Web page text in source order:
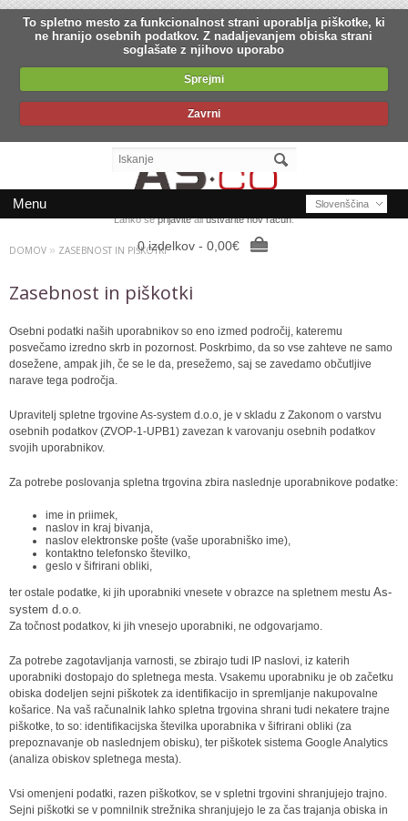
To spletno mesto za funkcionalnost strani uporablja piškotke, ki
ne hranijo osebnih podatkov. Z nadaljevanjem obiska strani
soglašate z njihovo uporabo
Sprejmi
Zavrni
Lahko seprijavitealiustvarite nov račun.
0 izdelkov - 0,00€
Slovenščina
Menu
DOMOV » ZASEBNOST IN PIŠKOTKI
Zasebnost in piškotki
Osebni podatki naših uporabnikov so eno izmed področij, kateremu
posvečamo izredno skrb in pozornost. Poskrbimo, da so vse zahteve ne samo
dosežene, ampak jih, če se le da, presežemo, saj se zavedamo občutljive
narave tega področja.
Upravitelj spletne trgovine As-system d.o.o, je v skladu z Zakonom o varstvu
osebnih podatkov (ZVOP-1-UPB1) zavezan k varovanju osebnih podatkov
svojih uporabnikov.
Za potrebe poslovanja spletna trgovina zbira naslednje uporabnikove podatke:
ime in priimek,
naslov in kraj bivanja,
naslov elektronske pošte (vaše uporabniško ime),
kontaktno telefonsko številko,
geslo v šifrirani obliki,
ter ostale podatke, ki jih uporabniki vnesete v obrazce na spletnem mestu As-
system d.o.o.
Za točnost podatkov, ki jih vnesejo uporabniki, ne odgovarjamo.
Za potrebe zagotavljanja varnosti, se zbirajo tudi IP naslovi, iz katerih
uporabniki dostopajo do spletnega mesta. Vsakemu uporabniku je ob začetku
obiska dodeljen sejni piškotek za identifikacijo in spremljanje nakupovalne
košarice. Na vaš računalnik lahko spletna trgovina shrani tudi nekatere trajne
piškotke, to so: identifikacijska številka uporabnika v šifrirani obliki (za
prepoznavanje ob naslednjem obisku), ter piškotek sistema Google Analytics
(analiza obiskov spletnega mesta).
Vsi omenjeni podatki, razen piškotkov, se v spletni trgovini shranjujejo trajno.
Sejni piškotki se v pomnilnik strežnika shranjujejo le za čas trajanja obiska in